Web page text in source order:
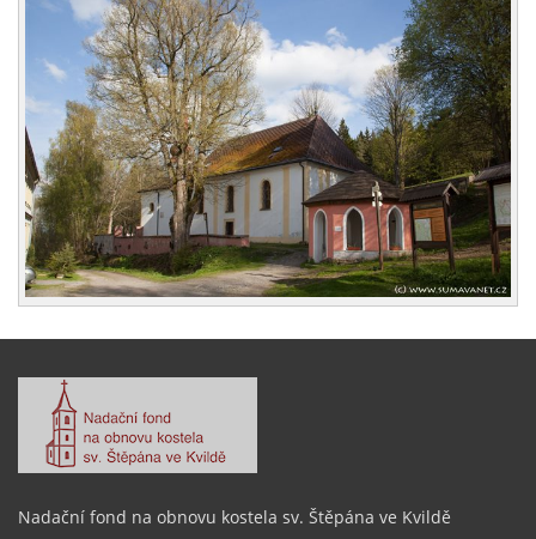
Nadační fond na obnovu kostela sv. Štěpána ve Kvildě